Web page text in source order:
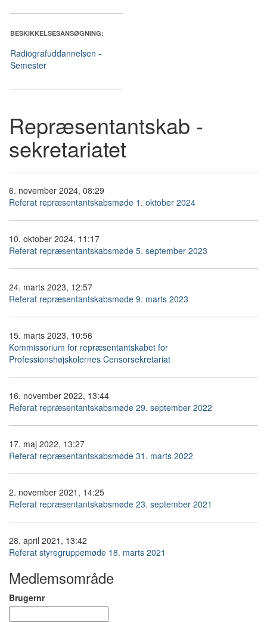
BESKIKKELSESANSØGNING:
Radiografuddannelsen -
Semester
Repræsentantskab -
sekretariatet
6. november 2024, 08:29
Referat repræsentantskabsmøde 1. oktober 2024
10. oktober 2024, 11:17
Referat repræsentantskabsmøde 5. september 2023
24. marts 2023, 12:57
Referat repræsentantskabsmøde 9. marts 2023
15. marts 2023, 10:56
Kommissorium for repræsentantskabet for
Professionshøjskolernes Censorsekretariat
16. november 2022, 13:44
Referat repræsentantskabsmøde 29. september 2022
17. maj 2022, 13:27
Referat repræsentantskabsmøde 31. marts 2022
2. november 2021, 14:25
Referat repræsentantskabsmøde 23. september 2021
28. april 2021, 13:42
Referat styregruppemøde 18. marts 2021
Medlemsområde
Brugernr